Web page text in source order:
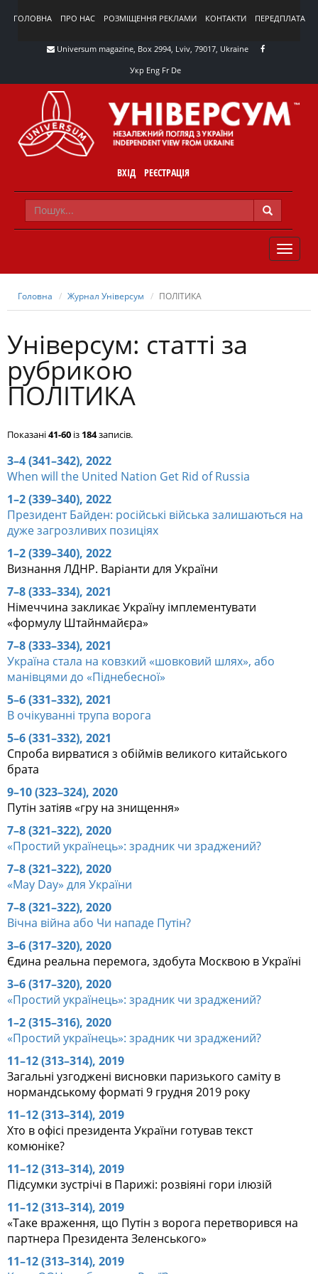
ГОЛОВНА ПРО НАС РОЗМІЩЕННЯ РЕКЛАМИ КОНТАКТИ ПЕРЕДПЛАТА
Universum magazine, Box 2994, Lviv, 79017, Ukraine
Укр Eng Fr De
ВХІД РЕЄСТРАЦІЯ
TOGGLE
Головна Журнал Універсум ПОЛІТИКА
Універсум: cтатті за
рубрикою
ПОЛІТИКА
Показані41-60 із 184записів.
3–4 (341–342), 2022
When will the United Nation Get Rid of Russia
1–2 (339–340), 2022
Президент Байден: російські війська залишаються на
дуже загрозливих позиціях
1–2 (339–340), 2022
Визнання ЛДНР. Варіанти для України
7–8 (333–334), 2021
Німеччина закликає Україну імплементувати
«формулу Штайнмайєра»
7–8 (333–334), 2021
Україна стала на ковзкий «шовковий шлях», або
манівцями до «Піднебесної»
5–6 (331–332), 2021
В очікуванні трупа ворога
5–6 (331–332), 2021
Спроба вирватися з обіймів великого китайського
брата
9–10 (323–324), 2020
Путін затіяв «гру на знищення»
7–8 (321–322), 2020
«Простий українець»: зрадник чи зраджений?
7–8 (321–322), 2020
«May Day» для України
7–8 (321–322), 2020
Вічна війна або Чи нападе Путін?
3–6 (317–320), 2020
Єдина реальна перемога, здобута Москвою в Україні
3–6 (317–320), 2020
«Простий українець»: зрадник чи зраджений?
1–2 (315–316), 2020
«Простий українець»: зрадник чи зраджений?
11–12 (313–314), 2019
Загальні узгоджені висновки паризького саміту в
нормандському форматі 9 грудня 2019 року
11–12 (313–314), 2019
Хто в офісі президента України готував текст
комюніке?
11–12 (313–314), 2019
Підсумки зустрічі в Парижі: розвіяні гори ілюзій
11–12 (313–314), 2019
«Таке враження, що Путін з ворога перетворився на
партнера Президента Зеленського»
11–12 (313–314), 2019